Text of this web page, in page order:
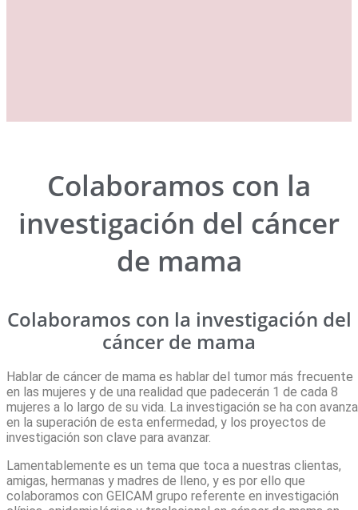
Colaboramos con la
investigación del cáncer
de mama
Colaboramos con la investigación del
cáncer de mama
Hablar de cáncer de mama es hablar del tumor más frecuente
en las mujeres y de una realidad que padecerán 1 de cada 8
mujeres a lo largo de su vida. La investigación se ha con
en la superación de esta enfermedad, y los proyectos de
investigación son clave para avanzar.
Lamentablemente es un tema que toca a nuestras clientas,
amigas, hermanas y madres de lleno, y es por ello que
colaboramos con GEICAM grupo referente en investigación